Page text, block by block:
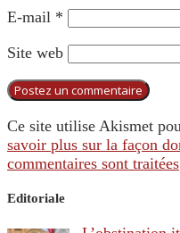
E-mail *
Site web
Ce site utilise Akismet
savoir plus sur la façon
commentaires sont traitées
Editoriale